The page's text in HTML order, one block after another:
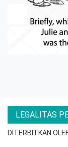
LEGALITAS
DITERBITKAN